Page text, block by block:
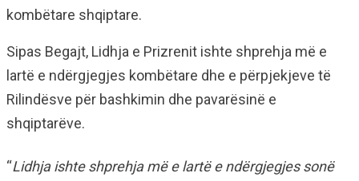
kombëtare shqiptare.
Sipas Begajt, Lidhja e Prizrenit ishte shprehja më e
lartë e ndërgjegjes kombëtare dhe e përpjekjeve të
Rilindësve për bashkimin dhe pavarësinë e
shqiptarëve.
“Lidhja ishte shprehja më e lartë e ndërgjegjes sonë